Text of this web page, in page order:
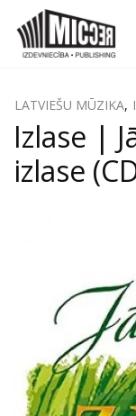
LATVIEŠU MŪZIKA,
Izlase |
izlase